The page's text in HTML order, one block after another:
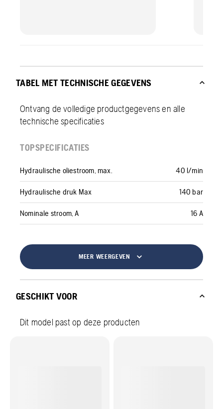
TABEL MET TECHNISCHE GEGEVENS
Ontvang de volledige productgegevens en alle
technische specificaties
TOPSPECIFICATIES
Hydraulische oliestroom, max. 40 l/min
Hydraulische druk Max 140 bar
Nominale stroom, A 16 A
MEER WEERGEVEN
GESCHIKT VOOR
Dit model past op deze producten